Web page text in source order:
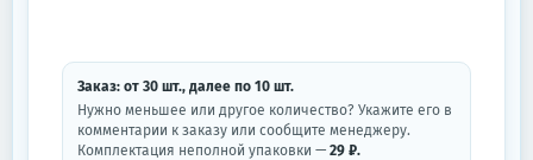
Заказ: от 30 шт., далее по 10 шт.
Нужно меньшее или другое количество? Укажите его в
комментарии к заказу или сообщите менеджеру.
Комплектация неполной упаковки — 29 ₽.